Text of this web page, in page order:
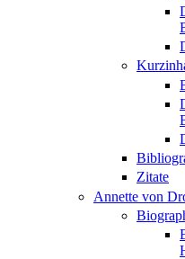
Zitate
Annette von